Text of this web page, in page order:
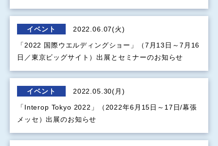
イベント 2022.06.07(火)
「2022 国際ウエルディングショー」（7月13日～7月16
日／東京ビッグサイト）出展とセミナーのお知らせ
イベント 2022.05.30(月)
「Interop Tokyo 2022」（2022年6月15日～17日/幕張
メッセ）出展のお知らせ